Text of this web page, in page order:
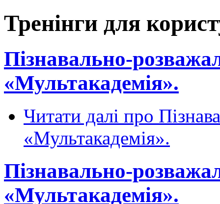
Тренінги для
Пізнавально-
«Мультакадемія».
Читати далі про
«Мультакадемія».
Пізнавально-
«Мультакадемія».